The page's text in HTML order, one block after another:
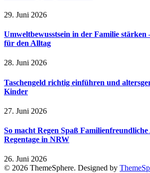
29. Juni 2026
Umweltbewusstsein in der Familie stärken
für den Alltag
28. Juni 2026
Taschengeld richtig einführen und
Kinder
27. Juni 2026
So macht Regen Spaß
Regentage in NRW
26. Juni 2026
© 2026 ThemeSphere. Designed by